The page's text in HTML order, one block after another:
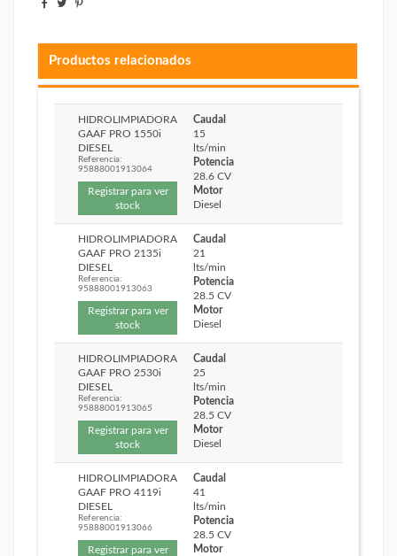
Productos relacionados
HIDROLIMPIADORA
GAAF PRO 1550i
DIESEL
Referencia:
95888001913064
Registrar para ver
stock
Caudal
15
lts/min
Potencia
28.6 CV
Motor
Diesel
HIDROLIMPIADORA
GAAF PRO 2135i
DIESEL
Referencia:
95888001913063
Registrar para ver
stock
Caudal
21
lts/min
Potencia
28.5 CV
Motor
Diesel
HIDROLIMPIADORA
GAAF PRO 2530i
DIESEL
Referencia:
95888001913065
Registrar para ver
stock
Caudal
25
lts/min
Potencia
28.5 CV
Motor
Diesel
HIDROLIMPIADORA
GAAF PRO 4119i
DIESEL
Referencia:
95888001913066
Registrar para ver
Caudal
41
lts/min
Potencia
28.5 CV
Motor